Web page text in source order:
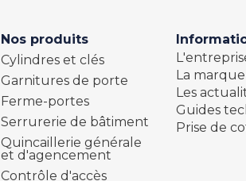
Nos produits
Cylindres et clés
Garnitures de porte
Ferme-portes
Serrurerie de bâtiment
Quincaillerie générale
et d'agencement
Contrôle d'accès
La marque
Les
Guides
Prise de